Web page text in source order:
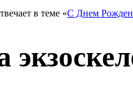
в теме «С Днем